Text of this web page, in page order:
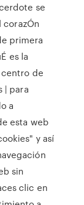
se
primera
es la
centro de
| para
a
esta web
y así
sin
clic en